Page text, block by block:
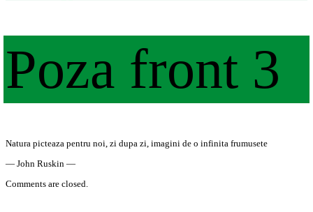
Poza front 3
Natura picteaza pentru noi, zi dupa zi, imagini de o infinita frumusete
— John Ruskin —
Comments are closed.